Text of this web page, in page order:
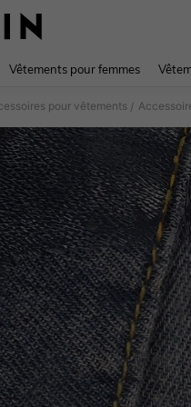
Vêtements pour femmes
pour vêtements /